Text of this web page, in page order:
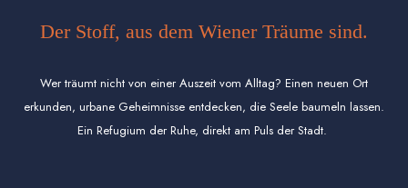
Der Stoff, aus dem Wiener Träume sind.
Wer träumt nicht von einer Auszeit vom Alltag? Einen neuen Ort
erkunden, urbane Geheimnisse entdecken, die Seele baumeln lassen.
Ein Refugium der Ruhe, direkt am Puls der Stadt.